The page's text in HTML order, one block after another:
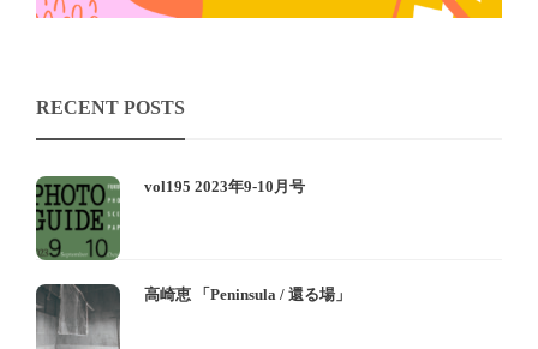
RECENT POSTS
vol195 2023年9-10月号
高崎恵 「Peninsula / 還る場」